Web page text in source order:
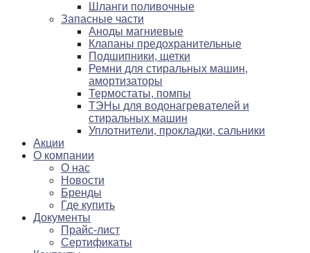
Шланги поливочные
Запасные части
Аноды магниевые
Клапаны предохранительные
Подшипники, щетки
Ремни для стиральных машин,
амортизаторы
Термостаты, помпы
ТЭНы для водонагревателей и
стиральных машин
Уплотнители, прокладки, сальники
Акции
О компании
О нас
Новости
Бренды
Где купить
Документы
Прайс-лист
Сертификаты